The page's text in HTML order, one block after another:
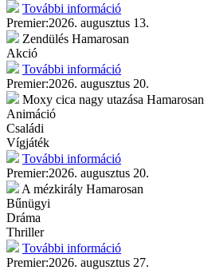
További információ
Premier:2026. augusztus 13.
Zendülés Hamarosan
Akció
További információ
Premier:2026. augusztus 20.
Moxy cica nagy utazása Hamarosan
Animáció
Családi
Vígjáték
További információ
Premier:2026. augusztus 20.
A mézkirály Hamarosan
Bűnügyi
Dráma
Thriller
További információ
Premier:2026. augusztus 27.